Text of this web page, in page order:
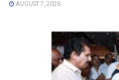
AUGUST 7, 2026